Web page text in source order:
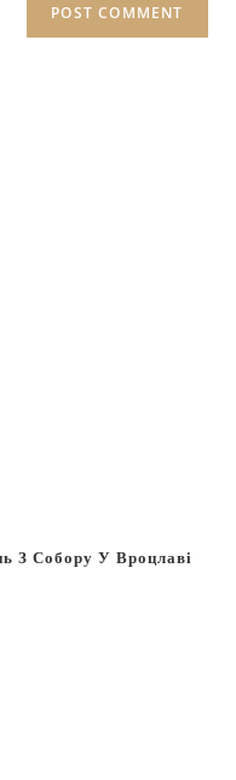
З Собору У Вроцлаві